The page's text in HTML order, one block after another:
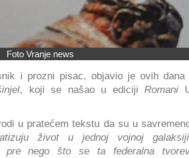
Foto Vranje news
i prozni pisac, objavio je ovih dana
, koji se našao u edicijiRomani
u pratećem tekstu da su u
život u jednoj vojnoj
pre nego što se ta federalna